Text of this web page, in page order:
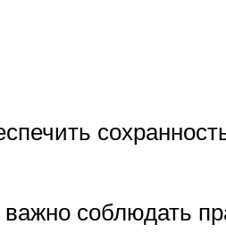
соблюдать